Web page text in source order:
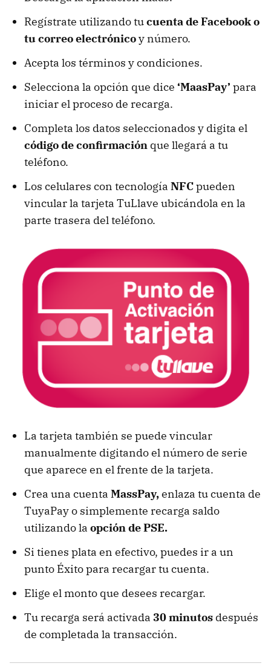
Regístrate utilizando tucuenta de Facebook o
tu correo electrónicoy número.
Acepta los términos y condiciones.
Selecciona la opción que dice ‘MaasPay’ para
iniciar el proceso de recarga.
Completa los datos seleccionados y digita el
código de confirmación que llegará a tu
teléfono.
Los celulares con tecnología NFCpueden
vincular la tarjeta TuLlave ubicándola en la
parte trasera del teléfono.
La tarjeta también se puede vincular
manualmente digitando el número de serie
que aparece en el frente de la tarjeta.
Crea una cuenta MassPay,enlaza tu cuenta de
TuyaPay o simplemente recarga saldo
utilizando la opción de PSE.
Si tienes plata en efectivo, puedes ir a un
punto Éxito para recargar tu cuenta.
Elige el monto que desees recargar.
Tu recarga será activada 30 minutos después
de completada la transacción.